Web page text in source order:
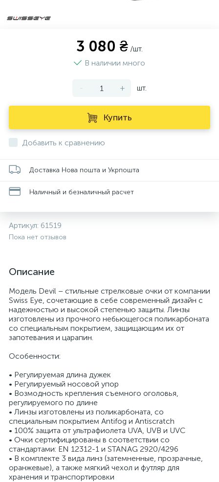
3 080 ₴ /шт.
В наличии много
- + шт.
Купить
Добавить к сравнению
Доставка Нова пошта и Укрпошта
Наличный и безналичный расчет
Артикул: 61519
Пока нет отзывов
Описание
Модель Devil – стильные стрелковые очки от компании
Swiss Eye, сочетающие в себе современный дизайн с
надежностью и высокой степенью защиты. Линзы
изготовлены из прочного небьющегося поликарбоната
со специальным покрытием, защищающим их от
запотевания и царапин.
Особенности:
• Регулируемая длина дужек
• Регулируемый носовой упор
• Возмодность крепления съемного оголовья,
регулируемого по длине
• Линзы изготовлены из поликарбоната, со
специальным покрытием Antifog и Antiscratch
• 100% защита от ультрафиолета UVA, UVB и UVC
• Очки сертифицированы в соответствии со
стандартами: EN 12312-1 и STANAG 2920/4296
• В комплекте 3 вида линз (затемненные, прозрачные,
оранжевые), а также мягкий чехол и футляр для
хранения и транспортировки